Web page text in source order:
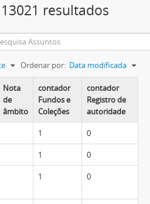
resultados
Ordenar por: Data modificada
Nota
de
âmbito
contador
Fundos e
Coleções
contador
Registro de
autoridade
1 0
1 0
1 0